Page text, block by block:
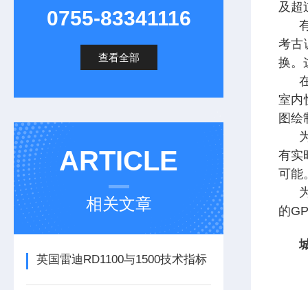
0755-83341116
查看全部
ARTICLE
相关文章
英国雷迪RD1100与1500技术指标
及超
考古
换。
室内
图绘
有实
可能
的